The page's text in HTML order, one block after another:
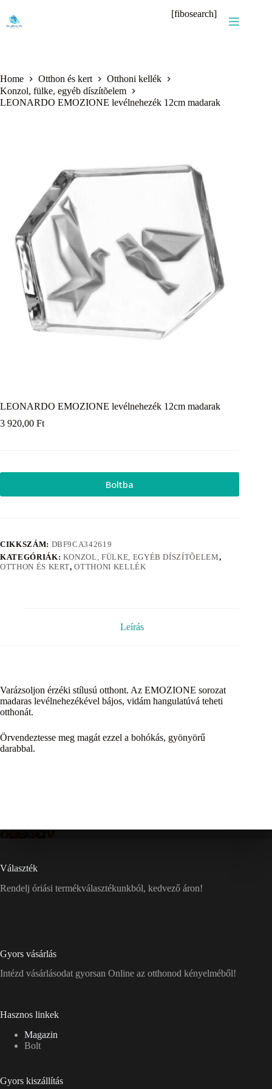
content
[fibosearch]
Home Otthon és kert
Otthoni kellék
Konzol, fülke, egyéb díszítõelem
LEONARDO EMOZIONE levélnehezék 12cm madarak
LEONARDO EMOZIONE levélnehezék 12cm madarak
3 920,00 Ft
Boltba
CIKKSZÁM: DBF9CA342619
KATEGÓRIÁK: KONZOL, FÜLKE, EGYÉB DÍSZÍTÕELEM,
OTTHON ÉS KERT,OTTHONI KELLÉK
Leírás
Varázsoljon érzéki stílusú otthont. Az EMOZIONE sorozat
madaras levélnehezékével bájos, vidám hangulatúvá teheti
otthonát.
Örvendeztesse meg magát ezzel a bohókás, gyönyörű
darabbal.
Választék
Rendelj óriási termékválasztékunkból, kedvező áron!
Gyors vásárlás
Intézd vásárlásodat gyorsan Online az otthonod kényelméből!
Hasznos linkek
Magazin
Bolt
Gyors kiszállítás